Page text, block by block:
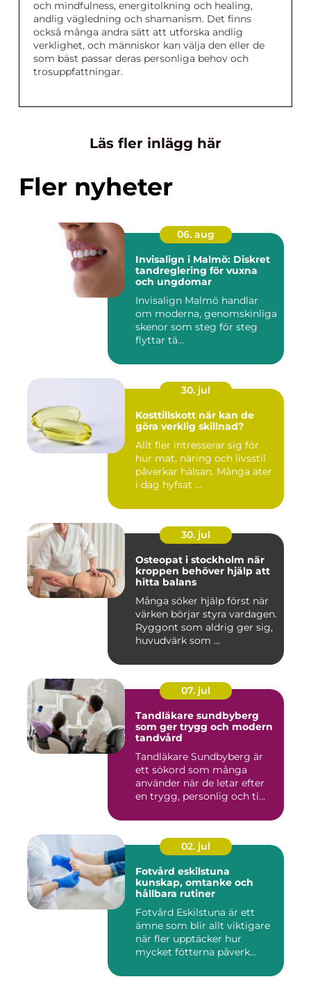
och mindfulness, energitolkning och healing,
andlig vägledning och shamanism. Det finns
också många andra sätt att utforska andlig
verklighet, och människor kan välja den eller de
som bäst passar deras personliga behov och
trosuppfattningar.
Läs fler inlägg här
Fler nyheter
06. aug
Invisalign i Malmö: Diskret
tandreglering för vuxna
och ungdomar
Invisalign Malmö handlar
om moderna, genomskinliga
skenor som steg för steg
flyttar tä...
30. jul
Kosttillskott när kan de
göra verklig skillnad?
Allt fler intresserar sig för
hur mat, näring och livsstil
påverkar hälsan. Många äter
i dag hyfsat ...
30. jul
Osteopat i stockholm när
kroppen behöver hjälp att
hitta balans
Många söker hjälp först när
värken börjar styra vardagen.
Ryggont som aldrig ger sig,
huvudvärk som ...
07. jul
Tandläkare sundbyberg
som ger trygg och modern
tandvård
Tandläkare Sundbyberg är
ett sökord som många
använder när de letar efter
en trygg, personlig och ti...
02. jul
Fotvård eskilstuna
kunskap, omtanke och
hållbara rutiner
Fotvård Eskilstuna är ett
ämne som blir allt viktigare
när fler upptäcker hur
mycket fötterna påverk...